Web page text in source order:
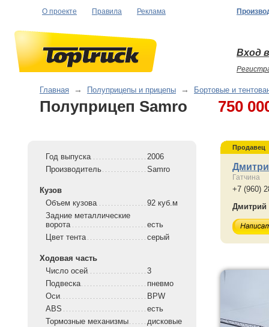
О проекте Правила Реклама
Вход
Главная → Полуприцепы и прицепы → Бортовые и
Полуприцеп Samro 750
Год выпуска
2006
Производитель
Samro
Кузов
Объем кузова
92 куб.м
Задние металлические
ворота
есть
Цвет тента
серый
Ходовая часть
Число осей
3
Подвеска
пневмо
Оси
BPW
ABS
есть
Тормозные механизмы
дисковые
Продавец
Гатчина
+7 (960)
Дмитрий